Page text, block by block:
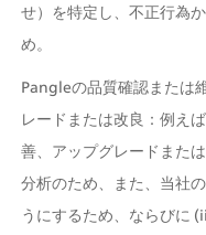
せ）を特定し、不正行為
め。
Pangleの品質確認または
レードまたは改良：例え
善、アップグレードまた
分析のため、また、当社
うにするため、ならびに